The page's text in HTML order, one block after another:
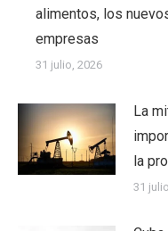
alimentos, los
empresas
31 julio, 2026
La
la
31